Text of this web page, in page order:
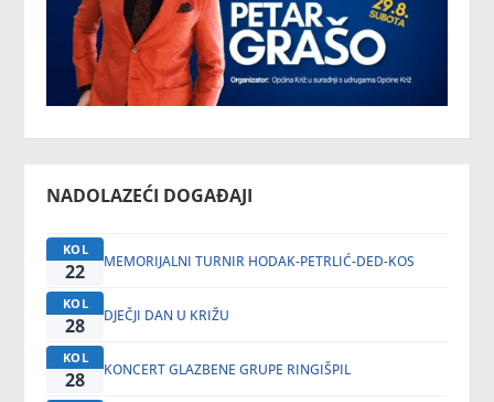
NADOLAZEĆI DOGAĐAJI
KOL
22 MEMORIJALNI TURNIR HODAK-PETRLIĆ-DED-KOS
KOL
28 DJEČJI DAN U KRIŽU
KOL
28 KONCERT GLAZBENE GRUPE RINGIŠPIL